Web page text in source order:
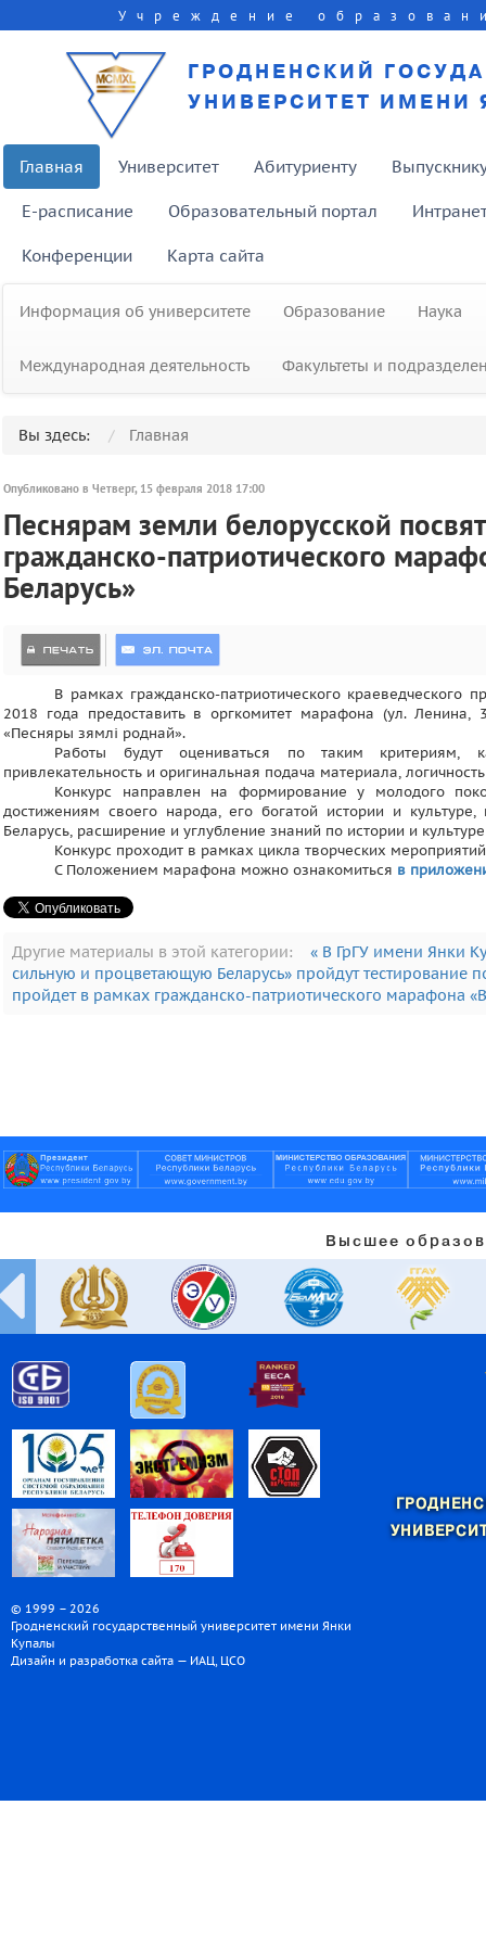
Учреждение
ГРОДНЕНСКИЙ
УНИВЕРСИТЕТ ИМЕНИ
Главная Университет Абитуриенту
E-расписание Образовательный портал
Конференции Карта сайта
Информация об университете Образование Наука
Международная деятельность Факультеты и
Вы здесь: Главная
Опубликовано в Четверг, 15 февраля 2018 17:00
Песнярам земли белорусской
гражданско-патриотического
Беларусь»
В рамках гражданско-патриотического
2018 года предоставить в оргкомитет марафона (ул.
«Песняры зямлі роднай».
Работы будут оцениваться по таким критериям,
привлекательность и оригинальная подача материала,
Конкурс направлен на формирование у молодого
достижениям своего народа, его богатой истории и
Беларусь, расширение и углубление знаний по истории и
Конкурс проходит в рамках цикла творческих
С Положением марафона можно ознакомиться в
Другие материалы в этой категории:
« В ГрГУ имени Янки
сильную и процветающую Беларусь» пройдут тестирование
пройдет в рамках гражданско-патриотического марафона
Высшее
© 1999 – 2026
Гродненский государственный университет имени Янки
Купалы
Дизайн и разработка сайта — ИАЦ, ЦСО